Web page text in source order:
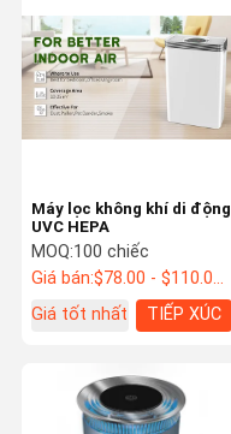
Máy lọc không khí di động
UVC HEPA
MOQ:100 chiếc
Giá bán:$78.00 - $110.00/Units
Giá tốt nhất
TIẾP XÚC